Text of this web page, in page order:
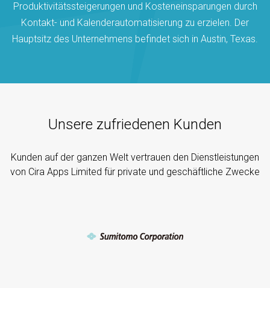
Produktivitätssteigerungen und Kosteneinsparungen durch
Kontakt- und Kalenderautomatisierung zu erzielen. Der
Hauptsitz des Unternehmens befindet sich in Austin, Texas.
Unsere zufriedenen Kunden
Kunden auf der ganzen Welt vertrauen den Dienstleistungen
von Cira Apps Limited für private und geschäftliche Zwecke